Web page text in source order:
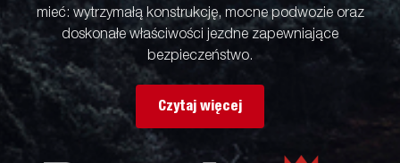
mieć: wytrzymałą konstrukcję, mocne podwozie oraz
doskonałe właściwości jezdne zapewniające
bezpieczeństwo.
Czytaj więcej